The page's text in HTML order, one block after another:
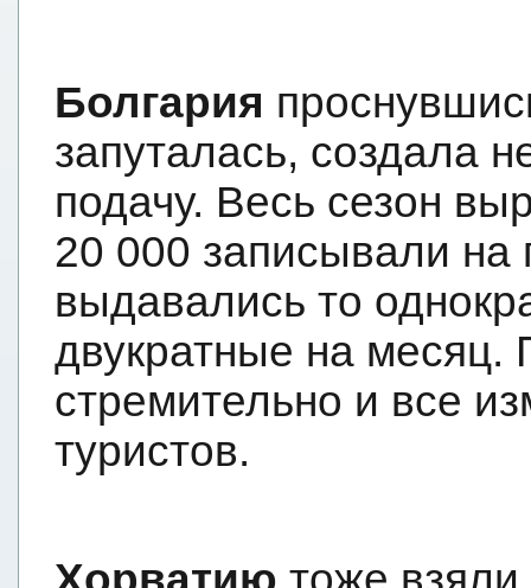
Болгария
запуталась, создала
подачу. Весь сезон
20 000 записывали
выдавались то
двукратные на месяц.
стремительно и все
туристов.